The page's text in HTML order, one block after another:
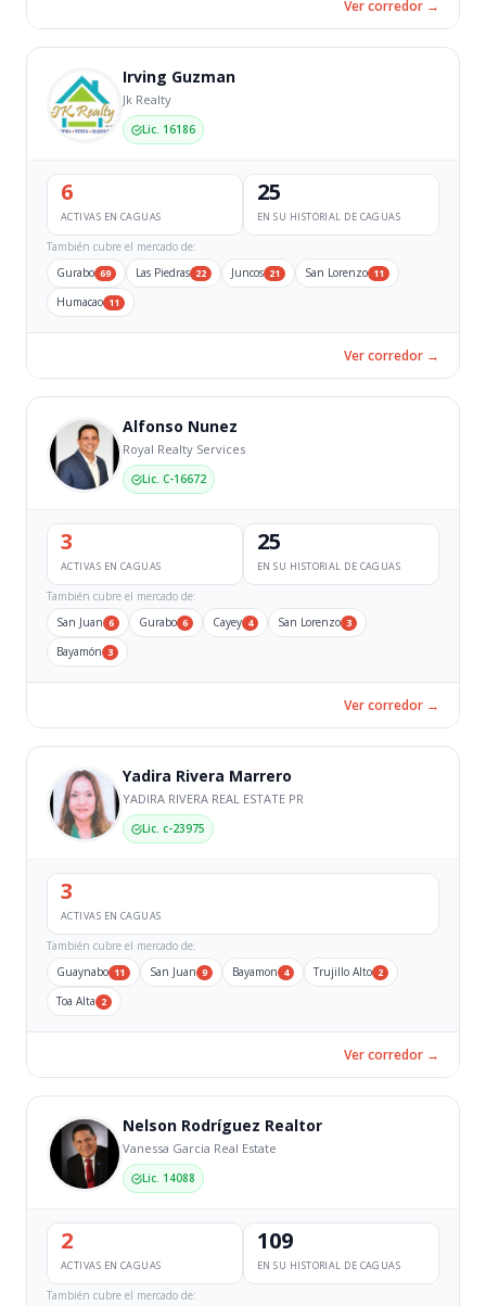
Ver corredor →
Irving Guzman
Jk Realty
Lic. 16186
6
ACTIVAS EN CAGUAS
25
EN SU HISTORIAL DE CAGUAS
También cubre el mercado de:
Gurabo 69 Las Piedras 22 Juncos 21 San Lorenzo 11
Humacao 11
Ver corredor →
Alfonso Nunez
Royal Realty Services
Lic. C-16672
3
ACTIVAS EN CAGUAS
25
EN SU HISTORIAL DE CAGUAS
También cubre el mercado de:
San Juan 6 Gurabo 6 Cayey 4 San Lorenzo 3
Bayamón 3
Ver corredor →
Yadira Rivera Marrero
YADIRA RIVERA REAL ESTATE PR
Lic. c-23975
3
ACTIVAS EN CAGUAS
También cubre el mercado de:
Guaynabo 11 San Juan 9 Bayamon 4 Trujillo Alto 2
Toa Alta 2
Ver corredor →
Nelson Rodríguez Realtor
Vanessa Garcia Real Estate
Lic. 14088
2
ACTIVAS EN CAGUAS
109
EN SU HISTORIAL DE CAGUAS
También cubre el mercado de: